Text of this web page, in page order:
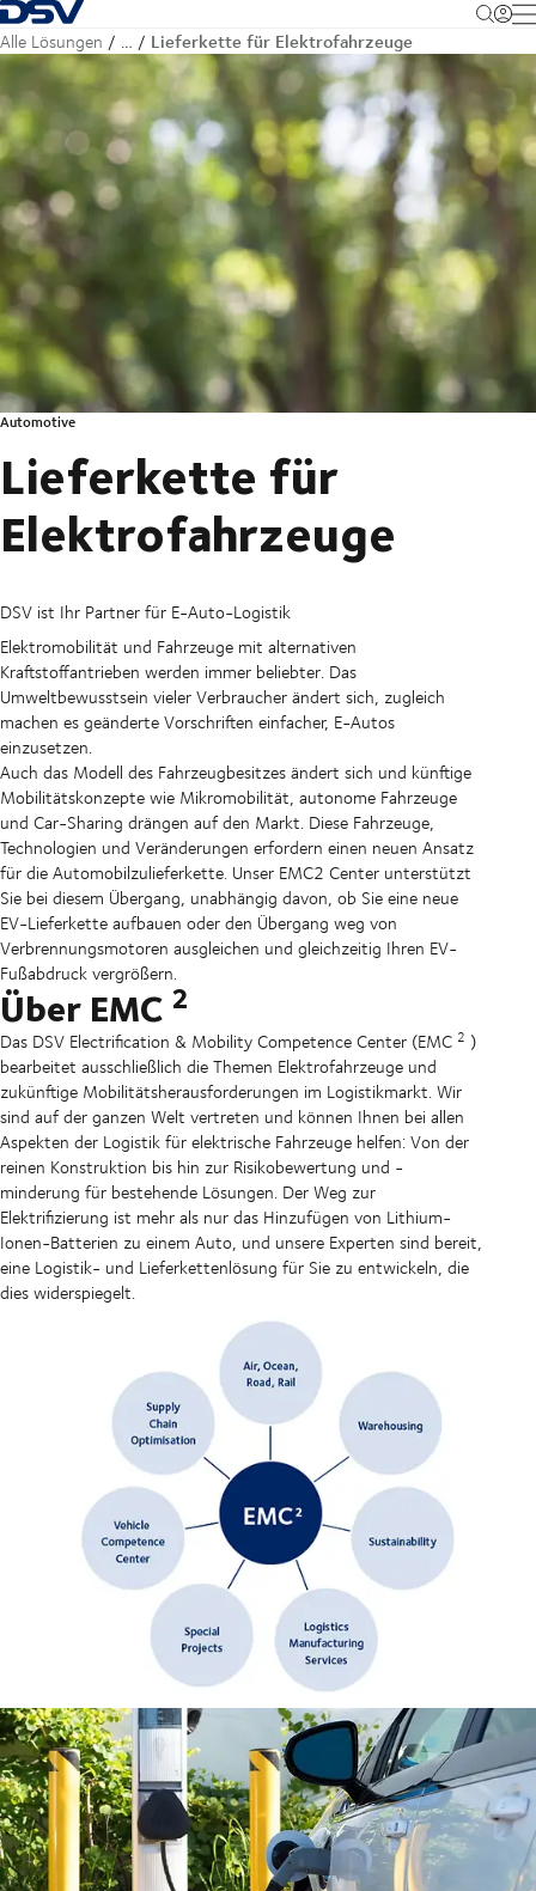
Zurück zur Startseite
Alle Lösungen … Lieferkette für Elektrofahrzeuge
Automotive
Lieferkette für
Elektrofahrzeuge
DSV ist Ihr Partner für E-Auto-Logistik
Elektromobilität und Fahrzeuge mit alternativen
Kraftstoffantrieben werden immer beliebter. Das
Umweltbewusstsein vieler Verbraucher ändert sich, zugleich
machen es geänderte Vorschriften einfacher, E-Autos
einzusetzen.
Auch das Modell des Fahrzeugbesitzes ändert sich und künftige
Mobilitätskonzepte wie Mikromobilität, autonome Fahrzeuge
und Car-Sharing drängen auf den Markt. Diese Fahrzeuge,
Technologien und Veränderungen erfordern einen neuen Ansatz
für die Automobilzulieferkette. Unser EMC2 Center unterstützt
Sie bei diesem Übergang, unabhängig davon, ob Sie eine neue
EV-Lieferkette aufbauen oder den Übergang weg von
Verbrennungsmotoren ausgleichen und gleichzeitig Ihren EV-
Fußabdruck vergrößern.
Über EMC 2
Das DSV Electrification & Mobility Competence Center (EMC 2 )
bearbeitet ausschließlich die Themen Elektrofahrzeuge und
zukünftige Mobilitätsherausforderungen im Logistikmarkt. Wir
sind auf der ganzen Welt vertreten und können Ihnen bei allen
Aspekten der Logistik für elektrische Fahrzeuge helfen: Von der
reinen Konstruktion bis hin zur Risikobewertung und -
minderung für bestehende Lösungen. Der Weg zur
Elektrifizierung ist mehr als nur das Hinzufügen von Lithium-
Ionen-Batterien zu einem Auto, und unsere Experten sind bereit,
eine Logistik- und Lieferkettenlösung für Sie zu entwickeln, die
dies widerspiegelt.